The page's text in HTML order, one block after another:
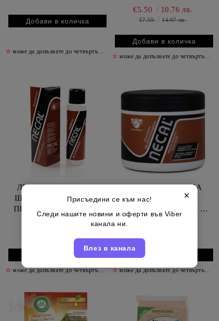
✫ може да допълвате до четвъртък включително
€5.50
10.76 лв.
€7.50 14.67 лв.
✫ може да допълвате до четвъртък включително
ЛИНЕА ИТАЛИАНА
ШАМПОАН ЗА КОСА
ПРОТИВ КОСОПАД С
ПЛАЦЕНТА 500 МЛ
✫ може да допълвате до четвъртък включително ✫
ЛИНЕА ИТАЛИАНА
МАСКА ЗА КОСА
ПРОТИВ КОСОПАД С
ПЛАЦЕНТА 500 МЛ
✫ може да допълвате до четвъртък включително
×
Присъедини се към нас!
Следи нашите новини и оферти във Viber
канала ни.
Влез в канала